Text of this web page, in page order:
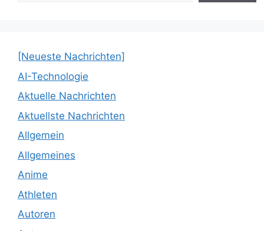
[Neueste Nachrichten]
AI-Technologie
Aktuelle Nachrichten
Aktuellste Nachrichten
Allgemein
Allgemeines
Anime
Athleten
Autoren